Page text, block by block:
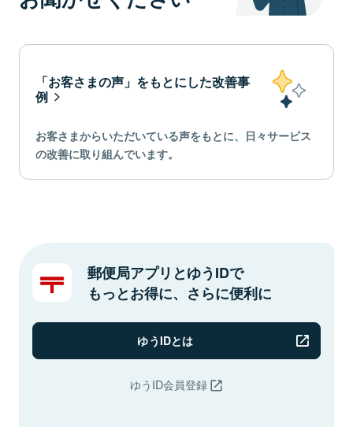
「お客さまの声」をもとにした改善事
例
お客さまからいただいている声をもとに、日々サービス
の改善に取り組んでいます。
郵便局アプリとゆうIDで
もっとお得に、さらに便利に
ゆうIDとは
ゆうID会員登録